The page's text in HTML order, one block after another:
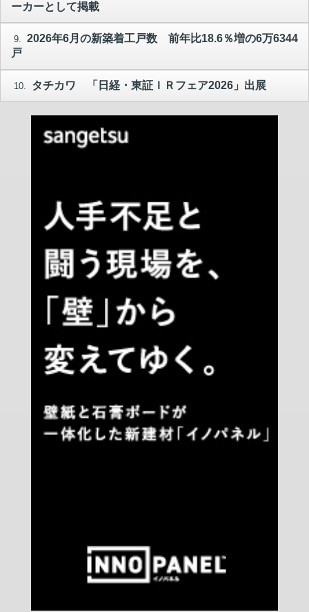
ーカーとして掲載
9. 2026年6月の新築着工戸数 前年比18.6％増の6万6344
戸
10. タチカワ 「日経・東証ＩＲフェア2026」出展